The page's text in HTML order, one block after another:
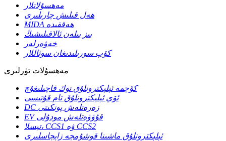
مەھسۇلاتلار
ھەل قىلىش چارىلىرى
MIDA ھەققىدە
بىز بىلەن ئالاقىلىشىڭ
خەۋەرلەر
كۆپ سورىلىدىغان سوئاللار
مەھسۇلات تۈرلىرى
كۆچمە ئېلېكترونلۇق توك قاچىلىغۇچ
ئۆي ئېلېكترونلۇق تام قۇتىسى
DC زەرەتلەش پونكىتى
EV قۇۋۋەتلەش مودۇلى
تېسلا، CCS1 ۋە CCS2
ئېلېكترونلۇق ماشىنا قوشۇمچە زاپچاسلىرى